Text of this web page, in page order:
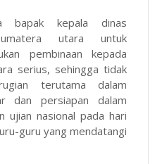
bapak kepala dinas
utara untuk
pembinaan kepada
serius, sehingga tidak
terutama dalam
dan persiapan dalam
ujian nasional pada hari
guru yang mendatangi